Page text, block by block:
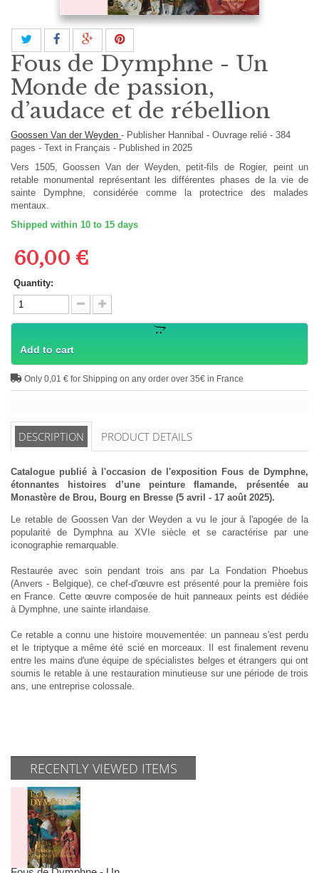
Fous de Dymphne - Un
Monde de passion,
d’audace et de rébellion
Goossen Van der Weyden - Publisher Hannibal - Ouvrage relié - 384
pages - Text in Français - Published in 2025
Vers 1505, Goossen Van der Weyden, petit-fils de Rogier, peint un
retable monumental représentant les différentes phases de la vie de
sainte Dymphne, considérée comme la protectrice des malades
mentaux.
Shipped within 10 to 15 days
60,00 €
Quantity:
Add to cart
Only 0,01 € for Shipping on any order over 35€ in France
DESCRIPTION PRODUCT DETAILS
Catalogue publié à l'occasion de l'exposition Fous de Dymphne,
étonnantes histoires d’une peinture flamande, présentée au
Monastère de Brou, Bourg en Bresse (5 avril - 17 août 2025).
Le retable de Goossen Van der Weyden a vu le jour à l'apogée de la
popularité de Dymphna au XVIe siècle et se caractérise par une
iconographie remarquable.
Restaurée avec soin pendant trois ans par La Fondation Phoebus
(Anvers - Belgique), ce chef-d'œuvre est présenté pour la première fois
en France. Cette œuvre composée de huit panneaux peints est dédiée
à Dymphne, une sainte irlandaise.
Ce retable a connu une histoire mouvementée: un panneau s'est perdu
et le triptyque a même été scié en morceaux. Il est finalement revenu
entre les mains d'une équipe de spécialistes belges et étrangers qui ont
soumis le retable à une restauration minutieuse sur une période de trois
ans, une entreprise colossale.
RECENTLY VIEWED ITEMS